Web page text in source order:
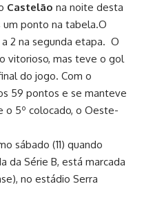
Castelão na noite desta
um ponto na tabela.O
2 na segunda etapa. O
vitorioso, mas teve o gol
do jogo. Com o
59 pontos e se manteve
o 5º colocado, o Oeste-
sábado (11) quando
da Série B, está marcada
no estádio Serra